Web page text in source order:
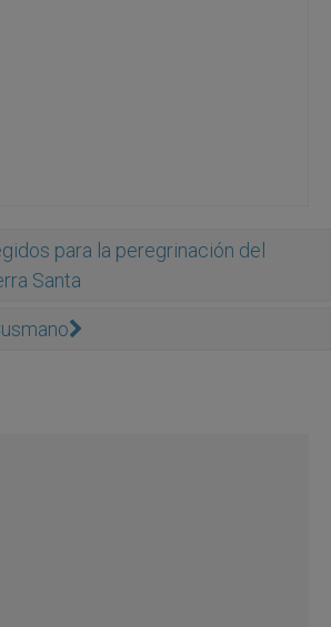
para la peregrinación del
Santa